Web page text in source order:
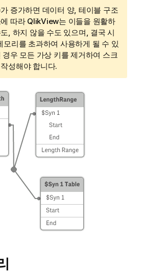
증가하면 데이터 양, 테이블 구조
따라 QlikView는 이들을 원활하
, 하지 않을 수도 있으며, 결국 시
모리를 초과하여 사용하게 될 수 있
경우 모든 가상 키를 제거하여 스크
성해야 합니다.